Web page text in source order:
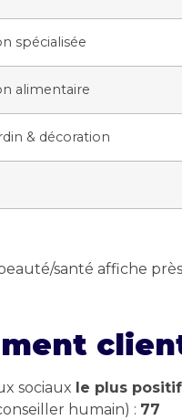
spécialisée
alimentaire
& décoration
santé affiche
sociaux le plus positif
humain) : 77